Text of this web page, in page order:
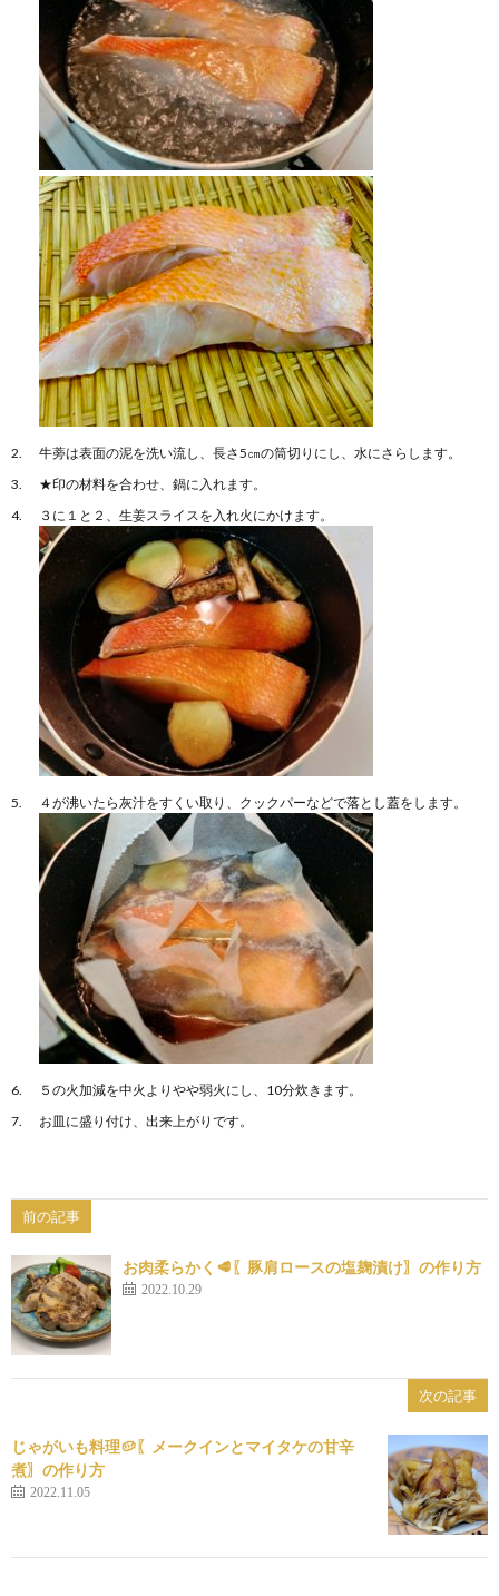
牛蒡は表面の泥を洗い流し、長さ5㎝の筒切りにし、水にさらします。
★印の材料を合わせ、鍋に入れます。
３に１と２、生姜スライスを入れ火にかけます。
４が沸いたら灰汁をすくい取り、クックパーなどで落とし蓋をします。
５の火加減を中火よりやや弱火にし、10分炊きます。
お皿に盛り付け、出来上がりです。
前の記事
お肉柔らかく🥩〖豚肩ロースの塩麹漬け〗の作り方
2022.10.29
次の記事
じゃがいも料理🥔〖メークインとマイタケの甘辛
煮〗の作り方
2022.11.05